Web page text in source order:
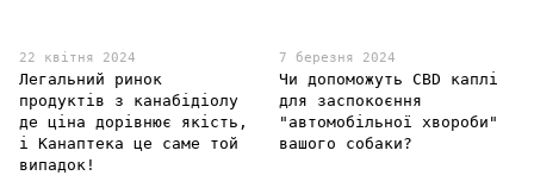
22 квітня 2024
Легальний ринок
продуктів з канабідіолу
де ціна дорівнює якість,
і Канаптека це саме той
випадок!
7 березня 2024
Чи допоможуть CBD каплі
для заспокоєння
"автомобільної хвороби"
вашого собаки?